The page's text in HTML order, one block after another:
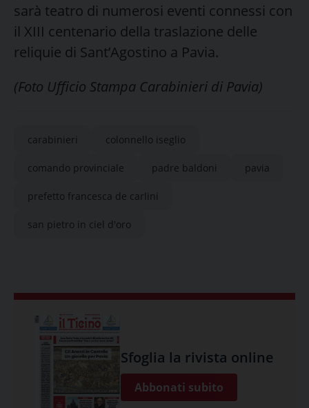
sarà teatro di numerosi eventi connessi con
il XIII centenario della traslazione delle
reliquie di Sant’Agostino a Pavia.
(Foto Ufficio Stampa Carabinieri di Pavia)
carabinieri colonnello iseglio
comando provinciale padre baldoni pavia
prefetto francesca de carlini
san pietro in ciel d'oro
Sfoglia la rivista online
Abbonati subito